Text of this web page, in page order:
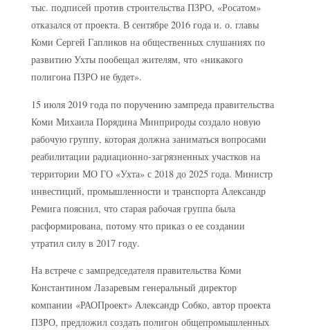
тыс. подписей против строительства ПЗРО, «Росатом»
отказался от проекта. В сентябре 2016 года и. о. главы
Коми Сергей Гапликов на общественных слушаниях по
развитию Ухты пообещал жителям, что «никакого
полигона ПЗРО не будет».
15 июля 2019 года по поручению зампреда правительства
Коми Михаила Порядина Минприроды создало новую
рабочую группу, которая должна заниматься вопросами
реабилитации радиационно-загрязненных участков на
территории МО ГО «Ухта» с 2018 до 2025 года. Министр
инвестиций, промышленности и транспорта Александр
Ремига пояснил, что старая рабочая группа была
расформирована, потому что приказ о ее создании
утратил силу в 2017 году.
На встрече с зампредседателя правительства Коми
Константином Лазаревым генеральный директор
компании «РАОПроект» Александр Собко, автор проекта
ПЗРО, предложил создать полигон общепромышленных